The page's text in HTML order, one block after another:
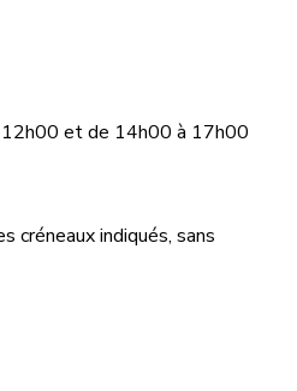
et de 14h00 à 17h00
créneaux indiqués, sans